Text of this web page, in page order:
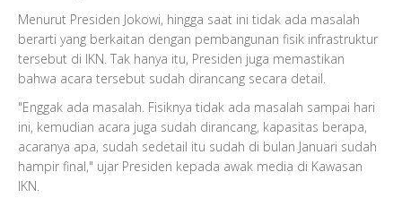
Menurut Presiden Jokowi, hingga saat ini tidak ada masalah
berarti yang berkaitan dengan pembangunan fisik infrastruktur
tersebut di IKN. Tak hanya itu, Presiden juga memastikan
bahwa acara tersebut sudah dirancang secara detail.
"Enggak ada masalah. Fisiknya tidak ada masalah sampai hari
ini, kemudian acara juga sudah dirancang, kapasitas berapa,
acaranya apa, sudah sedetail itu sudah di bulan Januari sudah
hampir final," ujar Presiden kepada awak media di Kawasan
IKN.